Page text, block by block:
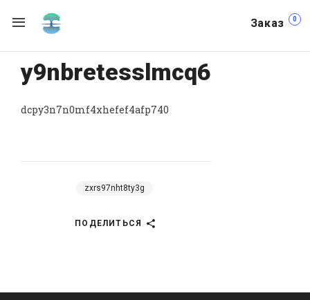
Заказ 0
y9nbretesslmcq6
dcpy3n7n0mf4xhefef4afp740
zxrs97nht8ty3g
ПОДЕЛИТЬСЯ